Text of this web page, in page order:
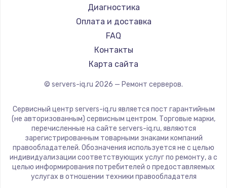
1330 руб.
Заказать
Замена видеокарты
2100 руб.
Заказать
Ремонт цепей питания
3000 руб.
Заказать
Замена материнской платы
Диагностика
Оплата и доставка
FAQ
Контакты
Карта сайта
© servers-iq.ru 2026 — Ремонт серверов.
Сервисный центр servers-iq.ru является пост гарантийным
(не авторизованным) сервисным центром. Торговые марки,
перечисленные на сайте servers-iq.ru, являются
зарегистрированным товарными знаками компаний
правообладателей. Обозначения используется не с целью
индивидуализации соответствующих услуг по ремонту, а с
целью информирования потребителей о предоставляемых
услугах в отношении техники правообладателя